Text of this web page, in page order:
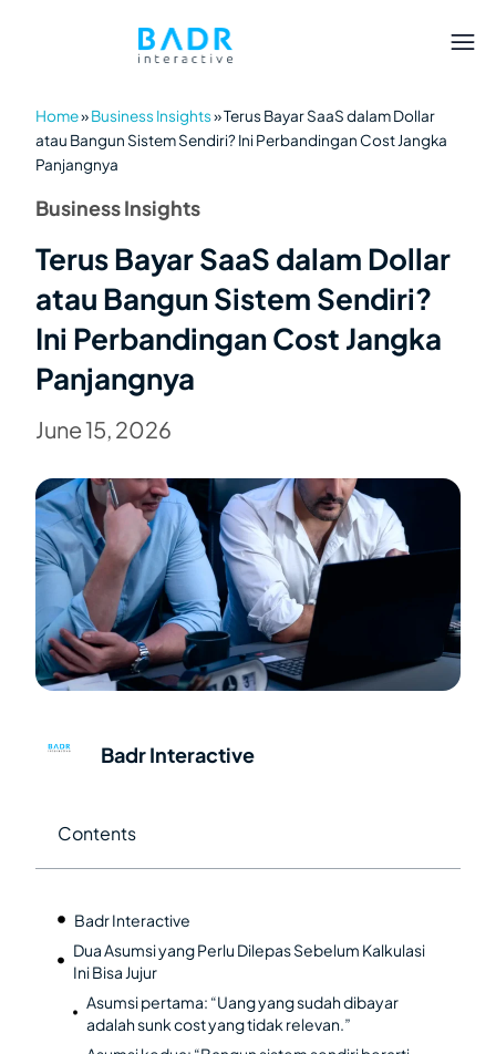
Home»Business Insights»Terus Bayar SaaS dalam Dollar
atau Bangun Sistem Sendiri? Ini Perbandingan Cost Jangka
Panjangnya
Business Insights
Terus Bayar SaaS dalam Dollar
atau Bangun Sistem Sendiri?
Ini Perbandingan Cost Jangka
Panjangnya
June 15, 2026
Badr Interactive
Contents
Badr Interactive
Dua Asumsi yang Perlu Dilepas Sebelum Kalkulasi
Ini Bisa Jujur
Asumsi pertama: “Uang yang sudah dibayar
adalah sunk cost yang tidak relevan.”